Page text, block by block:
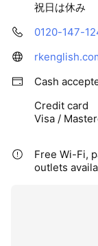
祝日は休み
0120-147-
Cash
Credit card
Visa /
Free Wi-Fi,
outlets